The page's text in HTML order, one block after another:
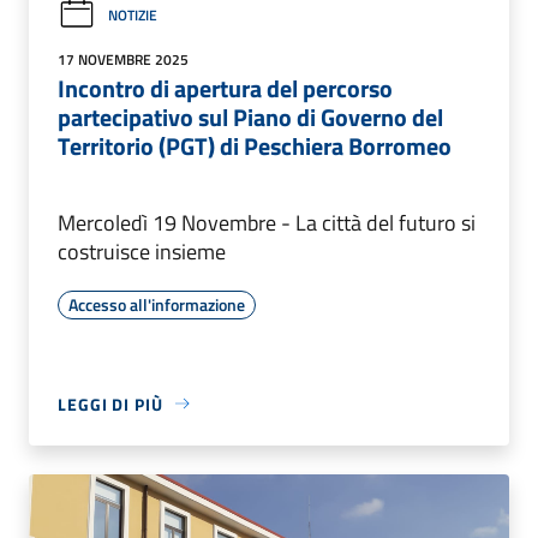
NOTIZIE
17 NOVEMBRE 2025
Incontro di apertura del percorso
partecipativo sul Piano di Governo del
Territorio (PGT) di Peschiera Borromeo
Mercoledì 19 Novembre - La città del futuro si
costruisce insieme
Accesso all'informazione
LEGGI DI PIÙ